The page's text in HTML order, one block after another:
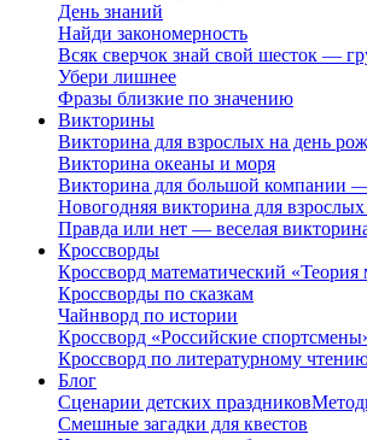
День знаний
Найди закономерность
Всяк сверчок знай свой шесток —
Убери лишнее
Фразы близкие по значению
Викторины
Викторина для взрослых на день
Викторина океаны и моря
Викторина для большой компании —
Новогодняя викторина для взрослых
Правда или нет — веселая
Кроссворды
Кроссворд математический «Теория
Кроссворды по сказкам
Чайнворд по истории
Кроссворд «Российские
Кроссворд по литературному
Блог
Сценарии детских праздников
Смешные загадки для квестов